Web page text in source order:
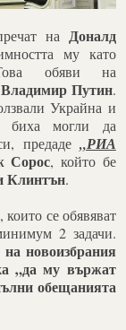
на Доналд
му като
обяви на
Путин.
Украйна и
биха могли да
предаде „РИА
Сорос, който бе
Клинтън.
се обявяват
2 задачи.
новоизбрания
„да му вържат
обещанията